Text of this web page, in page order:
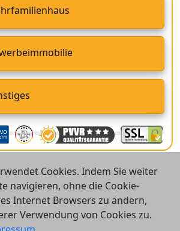
GmbH
Cookies. Indem Sie weiter
navigieren, ohne die Cookie-
Internet Browsers zu ändern,
Verwendung von Cookies zu.